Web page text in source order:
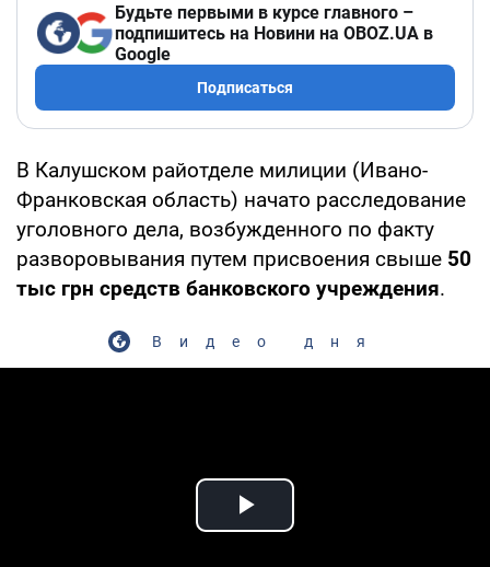
Будьте первыми в курсе главного –
подпишитесь на Новини на OBOZ.UA в
Google
Подписаться
В Калушском райотделе милиции (Ивано-
Франковская область) начато расследование
уголовного дела, возбужденного по факту
разворовывания путем присвоения свыше 50
тыс грн средств банковского учреждения.
Видео дня
Play Video